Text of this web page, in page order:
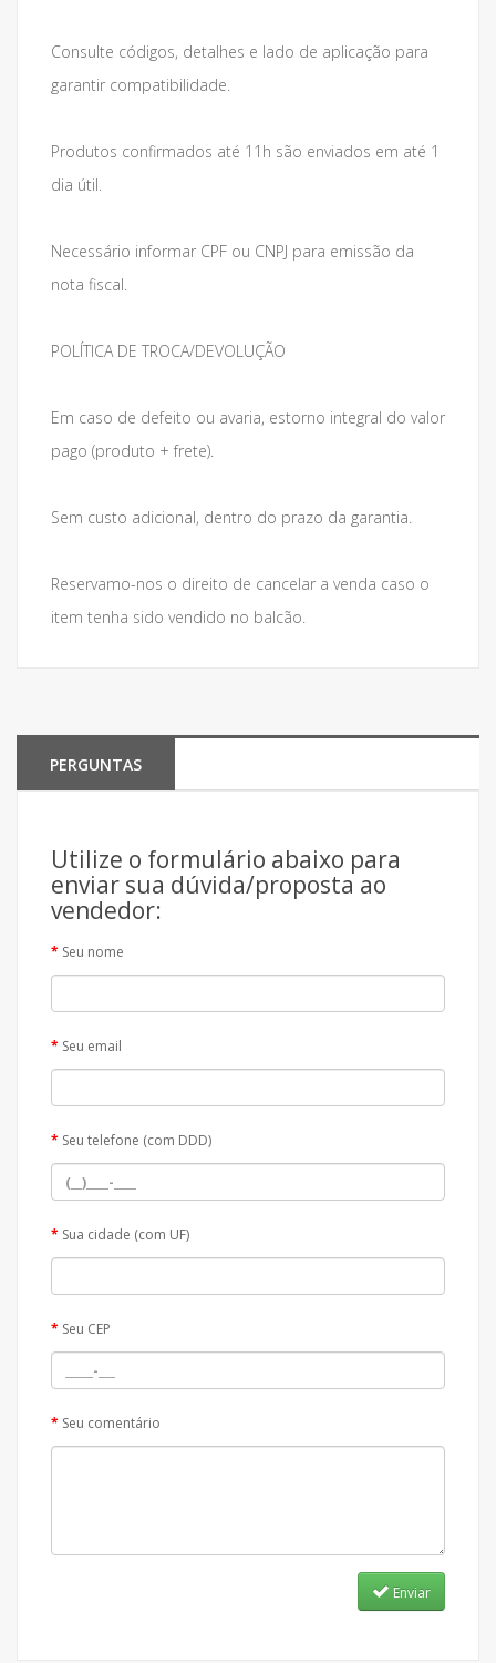
Consulte códigos, detalhes e lado de aplicação para
garantir compatibilidade.
Produtos confirmados até 11h são enviados em até 1
dia útil.
Necessário informar CPF ou CNPJ para emissão da
nota fiscal.
POLÍTICA DE TROCA/DEVOLUÇÃO
Em caso de defeito ou avaria, estorno integral do valor
pago (produto + frete).
Sem custo adicional, dentro do prazo da garantia.
Reservamo-nos o direito de cancelar a venda caso o
item tenha sido vendido no balcão.
PERGUNTAS
Utilize o formulário abaixo para
enviar sua dúvida/proposta ao
vendedor:
Seu nome
Seu email
Seu telefone (com DDD)
Sua cidade (com UF)
Seu CEP
Seu comentário
Enviar